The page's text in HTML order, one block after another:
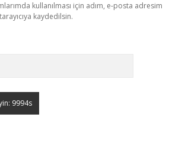
kullanılması için adım, e-posta adresim
kaydedilsin.